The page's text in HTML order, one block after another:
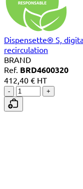
Dispensette® S,
recirculation
BRAND
Ref. BRD4600320
412,40 € HT
- +